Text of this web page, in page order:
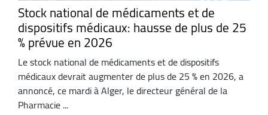
Stock national de médicaments et de
dispositifs médicaux: hausse de plus de 25
% prévue en 2026
Le stock national de médicaments et de dispositifs
médicaux devrait augmenter de plus de 25 % en 2026, a
annoncé, ce mardi à Alger, le directeur général de la
Pharmacie ...